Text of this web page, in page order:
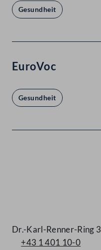
Gesundheit
EuroVoc
Gesundheit
Dr.-Karl-Renner-Ring
+43 1 401 10-0